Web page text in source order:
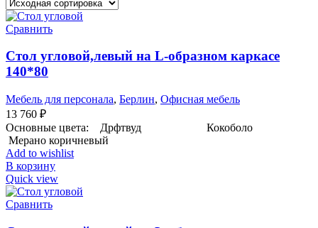
Сравнить
Стол угловой,левый на L-образном каркасе
140*80
Мебель для персонала, Берлин, Офисная мебель
13 760 ₽
Основные цвета: Дрфтвуд Кокоболо
Мерано коричневый
Add to wishlist
В корзину
Quick view
Сравнить